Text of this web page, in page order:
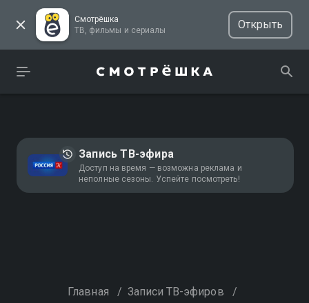
Смотрёшка
ТВ, фильмы и сериалы
Открыть
Запись ТВ-эфира
Доступ на время — возможна реклама и
неполные сезоны. Успейте посмотреть!
Главная / Записи ТВ-эфиров /